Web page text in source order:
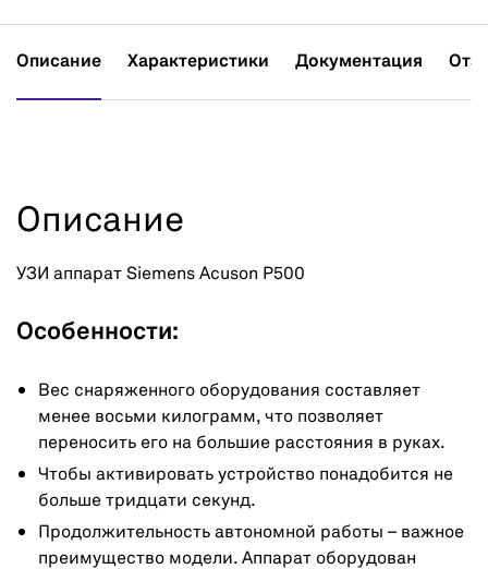
Описание Характеристики Документация
Описание
УЗИ аппарат Siemens Acuson P500
Особенности:
Вес снаряженного оборудования составляет
менее восьми килограмм, что позволяет
переносить его на большие расстояния в руках.
Чтобы активировать устройство понадобится не
больше тридцати секунд.
Продолжительность автономной работы – важное
преимущество модели. Аппарат оборудован